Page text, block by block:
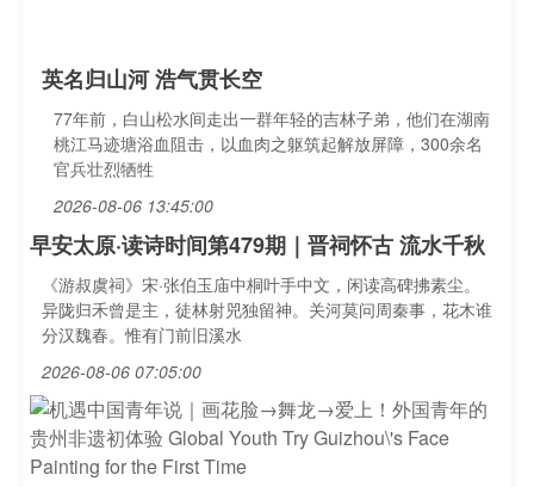
英名归山河 浩气贯长空
77年前，白山松水间走出一群年轻的吉林子弟，他们在湖南
桃江马迹塘浴血阻击，以血肉之躯筑起解放屏障，300余名
官兵壮烈牺牲
2026-08-06 13:45:00
早安太原·读诗时间第479期｜晋祠怀古 流水千秋
《游叔虞祠》宋·张伯玉庙中桐叶手中文，闲读高碑拂素尘。
异陇归禾曾是主，徒林射兕独留神。关河莫问周秦事，花木谁
分汉魏春。惟有门前旧溪水
2026-08-06 07:05:00